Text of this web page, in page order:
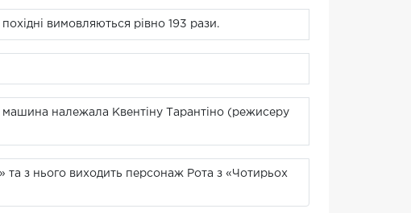
вимовляються рівно 193 рази.
машина належала Квентіну Тарантіно (режисеру
та з нього виходить персонаж Рота з «Чотирьох